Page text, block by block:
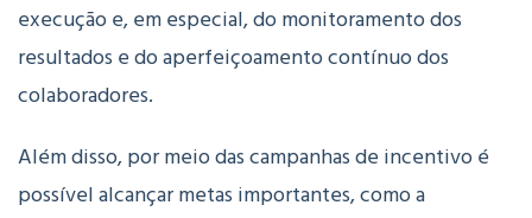
execução e, em especial, do monitoramento dos
resultados e do aperfeiçoamento contínuo dos
colaboradores.
Além disso, por meio das campanhas de incentivo é
possível alcançar metas importantes, como a